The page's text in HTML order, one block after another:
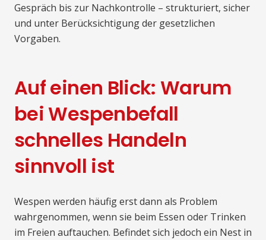
Gespräch bis zur Nachkontrolle – strukturiert, sicher
und unter Berücksichtigung der gesetzlichen
Vorgaben.
Auf einen Blick: Warum
bei Wespenbefall
schnelles Handeln
sinnvoll ist
Wespen werden häufig erst dann als Problem
wahrgenommen, wenn sie beim Essen oder Trinken
im Freien auftauchen. Befindet sich jedoch ein Nest in